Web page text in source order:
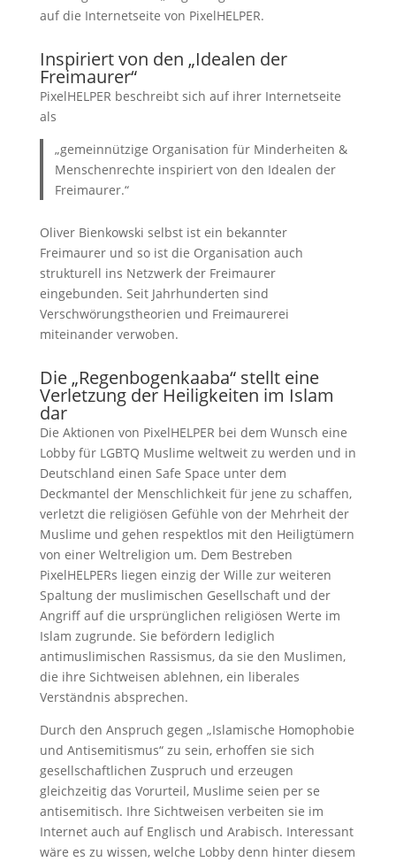
auf die Internetseite von PixelHELPER.
Inspiriert von den „Idealen der
Freimaurer“
PixelHELPER beschreibt sich auf ihrer Internetseite
als
„gemeinnützige Organisation für Minderheiten &
Menschenrechte inspiriert von den Idealen der
Freimaurer.“
Oliver Bienkowski selbst ist ein bekannter
Freimaurer und so ist die Organisation auch
strukturell ins Netzwerk der Freimaurer
eingebunden. Seit Jahrhunderten sind
Verschwörungstheorien und Freimaurerei
miteinander verwoben.
Die „Regenbogenkaaba“ stellt eine
Verletzung der Heiligkeiten im Islam
dar
Die Aktionen von PixelHELPER bei dem Wunsch eine
Lobby für LGBTQ Muslime weltweit zu werden und in
Deutschland einen Safe Space unter dem
Deckmantel der Menschlichkeit für jene zu schaffen,
verletzt die religiösen Gefühle von der Mehrheit der
Muslime und gehen respektlos mit den Heiligtümern
von einer Weltreligion um. Dem Bestreben
PixelHELPERs liegen einzig der Wille zur weiteren
Spaltung der muslimischen Gesellschaft und der
Angriff auf die ursprünglichen religiösen Werte im
Islam zugrunde. Sie befördern lediglich
antimuslimischen Rassismus, da sie den Muslimen,
die ihre Sichtweisen ablehnen, ein liberales
Verständnis absprechen.
Durch den Anspruch gegen „Islamische Homophobie
und Antisemitismus“ zu sein, erhoffen sie sich
gesellschaftlichen Zuspruch und erzeugen
gleichzeitig das Vorurteil, Muslime seien per se
antisemitisch. Ihre Sichtweisen verbeiten sie im
Internet auch auf Englisch und Arabisch. Interessant
wäre es zu wissen, welche Lobby denn hinter diesem